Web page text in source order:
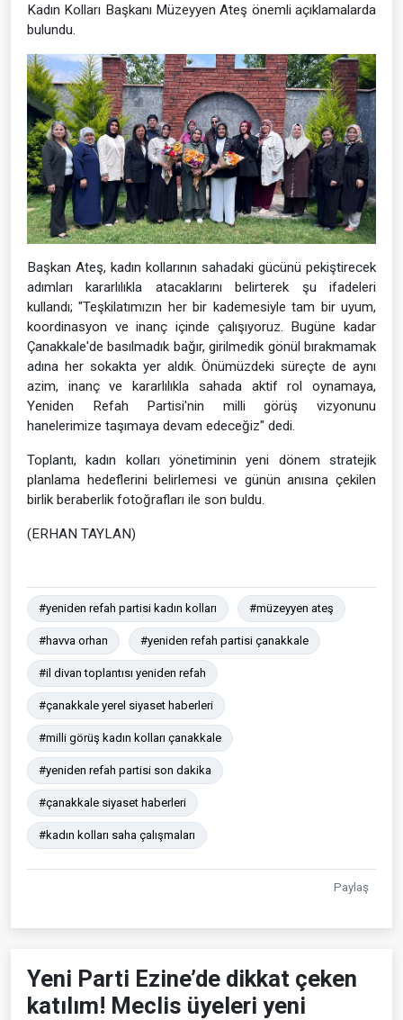
Kadın Kolları Başkanı Müzeyyen Ateş önemli açıklamalarda
bulundu.
Başkan Ateş, kadın kollarının sahadaki gücünü pekiştirecek
adımları kararlılıkla atacaklarını belirterek şu ifadeleri
kullandı; "Teşkilatımızın her bir kademesiyle tam bir uyum,
koordinasyon ve inanç içinde çalışıyoruz. Bugüne kadar
Çanakkale'de basılmadık bağır, girilmedik gönül bırakmamak
adına her sokakta yer aldık. Önümüzdeki süreçte de aynı
azim, inanç ve kararlılıkla sahada aktif rol oynamaya,
Yeniden Refah Partisi'nin milli görüş vizyonunu
hanelerimize taşımaya devam edeceğiz" dedi.
Toplantı, kadın kolları yönetiminin yeni dönem stratejik
planlama hedeflerini belirlemesi ve günün anısına çekilen
birlik beraberlik fotoğrafları ile son buldu.
(ERHAN TAYLAN)
#yeniden refah partisi kadın kolları #müzeyyen ateş
#havva orhan #yeniden refah partisi çanakkale
#il divan toplantısı yeniden refah
#çanakkale yerel siyaset haberleri
#milli görüş kadın kolları çanakkale
#yeniden refah partisi son dakika
#çanakkale siyaset haberleri
#kadın kolları saha çalışmaları
Paylaş
Yeni Parti Ezine’de dikkat çeken
katılım! Meclis üyeleri yeni